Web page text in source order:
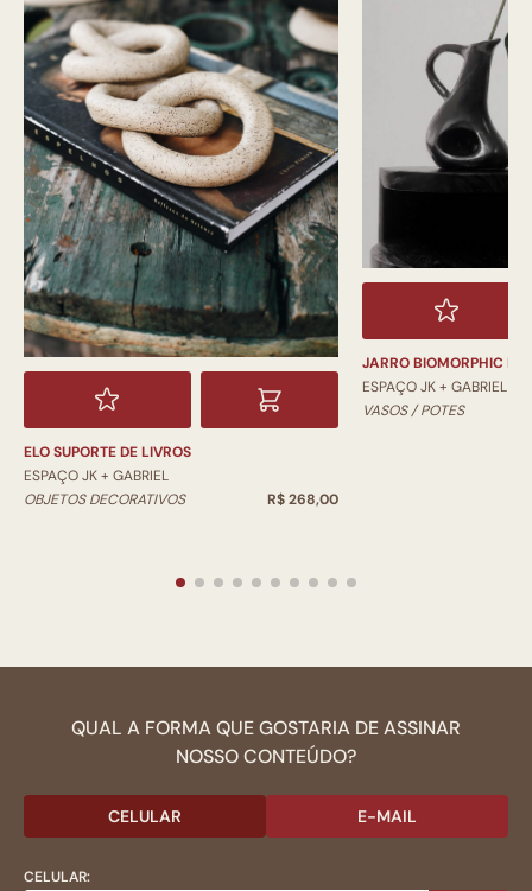
ELO SUPORTE DE LIVROS
ESPAÇO JK + GABRIEL
OBJETOS DECORATIVOS
R$ 268,00
JARRO BIOMORPHIC
ESPAÇO JK + GABRIEL
VASOS / POTES
QUAL A FORMA QUE GOSTARIA DE ASSINAR
NOSSO CONTEÚDO?
CELULAR E-MAIL
CELULAR: